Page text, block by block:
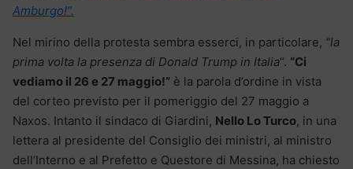
Amburgo!”.
Nel mirino della protesta sembra esserci, in particolare, “la
prima volta la presenza di Donald Trump in Italia“. “Ci
vediamo il 26 e 27 maggio!” è la parola d’ordine in vista
del corteo previsto per il pomeriggio del 27 maggio a
Naxos. Intanto il sindaco di Giardini, Nello Lo Turco, in una
lettera al presidente del Consiglio dei ministri, al ministro
dell’Interno e al Prefetto e Questore di Messina, ha chiesto